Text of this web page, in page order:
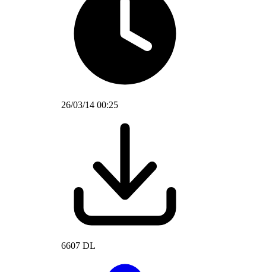
26/03/14 00:25
6607 DL